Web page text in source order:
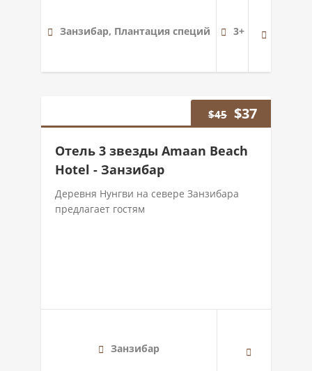
Занзибар, Плантация специй 3+
$45 $37
Отель 3 звезды Amaan Beach
Hotel - Занзибар
Деревня Нунгви на севере Занзибара
предлагает гостям
Занзибар